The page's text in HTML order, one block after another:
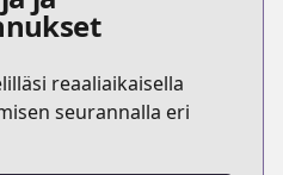
reaaliaikaisella
seurannalla eri